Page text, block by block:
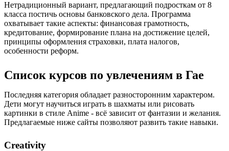
Нетрадиционный вариант, предлагающий подросткам от 8
класса постичь основы банковского дела. Программа
охватывает такие аспекты: финансовая грамотность,
кредитование, формирование плана на достижение целей,
принципы оформления страховки, плата налогов,
особенности реформ.
Список курсов по увлечениям в Гае
Последняя категория обладает разносторонним характером.
Дети могут научиться играть в шахматы или рисовать
картинки в стиле Anime - всё зависит от фантазии и желания.
Предлагаемые ниже сайты позволяют развить такие навыки.
Creativity